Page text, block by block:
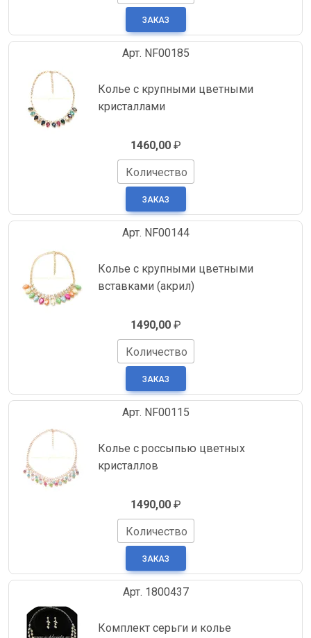
Арт. NF00185
Колье с крупными цветными
кристаллами
1460,00₽
Количество
Арт. NF00144
Колье с крупными цветными
вставками (акрил)
1490,00₽
Количество
Арт. NF00115
Колье с россыпью цветных
кристаллов
1490,00₽
Количество
Арт. 1800437
Комплект серьги и колье